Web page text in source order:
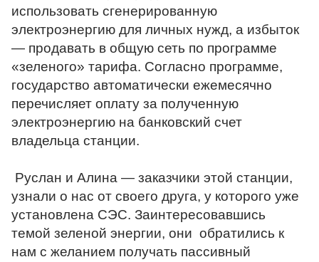
использовать сгенерированную
электроэнергию для личных нужд, а избыток
— продавать в общую сеть по программе
«зеленого» тарифа. Согласно программе,
государство автоматически ежемесячно
перечисляет оплату за полученную
электроэнергию на банковский счет
владельца станции.
Руслан и Алина — заказчики этой станции,
узнали о нас от своего друга, у которого уже
установлена СЭС. Заинтересовавшись
темой зеленой энергии, они  обратились к
нам с желанием получать пассивный